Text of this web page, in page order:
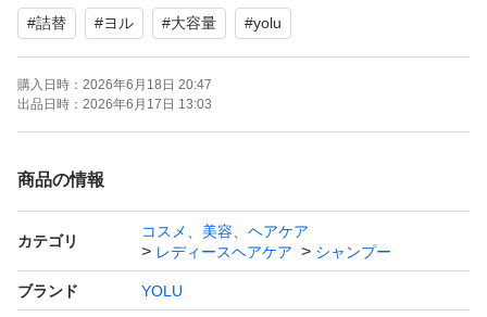
#詰替 #ヨル #大容量 #yolu
購入日時： 2026年6月18日 20:47
出品日時： 2026年6月17日 13:03
商品の情報
カテゴリ
コスメ、美容、ヘアケア
レディースヘアケア
シャンプー
ブランド YOLU